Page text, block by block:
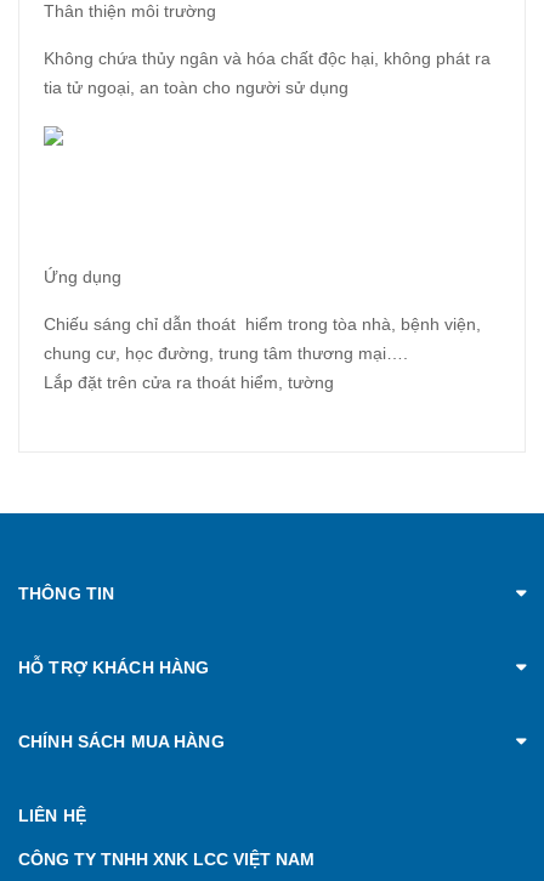
Thân thiện môi trường
Không chứa thủy ngân và hóa chất độc hại, không phát ra
tia tử ngoại, an toàn cho người sử dụng
Ứng dụng
Chiếu sáng chỉ dẫn thoát hiểm trong tòa nhà, bệnh viện,
chung cư, học đường, trung tâm thương mại….
Lắp đặt trên cửa ra thoát hiểm, tường
THÔNG TIN
HỖ TRỢ KHÁCH HÀNG
CHÍNH SÁCH MUA HÀNG
LIÊN HỆ
CÔNG TY TNHH XNK LCC VIỆT NAM